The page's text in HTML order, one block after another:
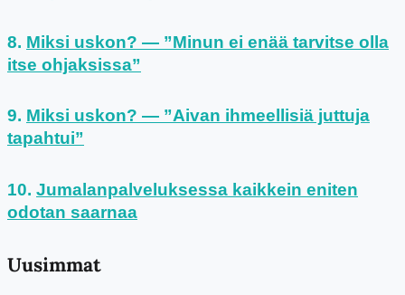
Miksi uskon? — ”Minun ei enää tarvitse olla
itse ohjaksissa”
Miksi uskon? — ”Aivan ihmeellisiä juttuja
tapahtui”
Jumalanpalveluksessa kaikkein eniten
odotan saarnaa
Uusimmat